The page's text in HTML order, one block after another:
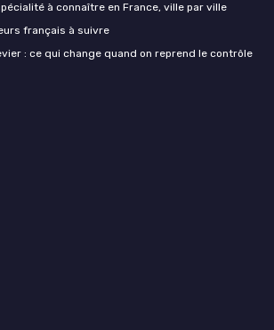
à connaître en France, ville par ville
français à suivre
: ce qui change quand on reprend le contrôle